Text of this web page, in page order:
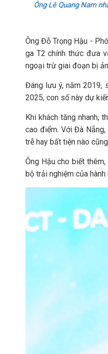
Ông Lê Quang Nam
Ông Đỗ Trọng Hậu -
ga T2 chính thức đưa
ngoại trừ giai đoạn bị
Đáng lưu ý, năm 2019,
2025, con số này dự
Khi khách tăng nhanh,
cao điểm. Với Đà
trễ hay bất tiện nào
Ông Hậu cho biết
bộ trải nghiệm của